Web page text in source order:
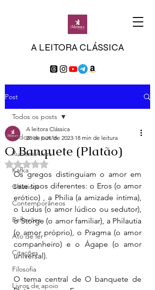
A LEITORA CLÁSSICA
Post
Todos os posts
Rubem Alves
Kafka
Clássicos
Contemporâneos
Reflexões
Ato de ler
Citações
Filosofia
Livros de apoio
Todos os posts
O Banquete (Platão)
A leitora Clássica
28 de out. de 2023 18 min de leitura
Avaliado com NaN de 5 estrelas.
Os gregos distinguiam o amor em
sete tipos diferentes: o Eros (o amor
erótico) , a Philia (a amizade íntima),
o Ludus (o amor lúdico ou sedutor),
o Storge (o amor familiar), a Philautia
(o amor próprio), o Pragma (o amor
companheiro) e o Ágape (o amor
universal).
O tema central de O banquete de